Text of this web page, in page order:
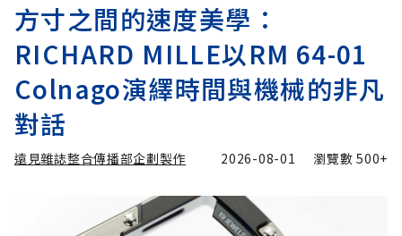
方寸之間的速度美學：
RICHARD MILLE以RM 64-01
Colnago演繹時間與機械的非凡
對話
遠見雜誌整合傳播部企劃製作 2026-08-01 瀏覽數500+